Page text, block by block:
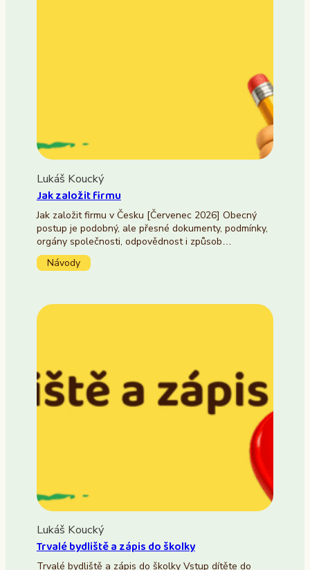
Lukáš Koucký
Jak založit firmu
Jak založit firmu v Česku [Červenec 2026] Obecný
postup je podobný, ale přesné dokumenty, podmínky,
orgány společnosti, odpovědnost i způsob…
Návody
Lukáš Koucký
Trvalé bydliště a zápis do školky
Trvalé bydliště a zápis do školky Vstup dítěte do